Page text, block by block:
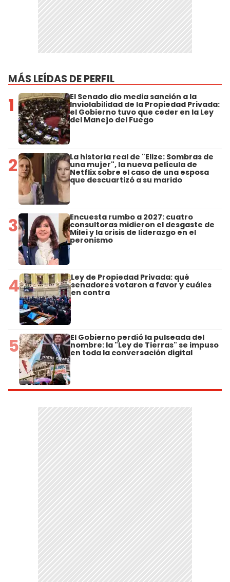
MÁS LEÍDAS DE PERFIL
1 El Senado dio media sanción a la
Inviolabilidad de la Propiedad Privada:
el Gobierno tuvo que ceder en la Ley
del Manejo del Fuego
2 La historia real de "Elize: Sombras de
una mujer", la nueva película de
Netflix sobre el caso de una esposa
que descuartizó a su marido
3 Encuesta rumbo a 2027: cuatro
consultoras midieron el desgaste de
Milei y la crisis de liderazgo en el
peronismo
4 Ley de Propiedad Privada: qué
senadores votaron a favor y cuáles
en contra
5 El Gobierno perdió la pulseada del
nombre: la "Ley de Tierras" se impuso
en toda la conversación digital